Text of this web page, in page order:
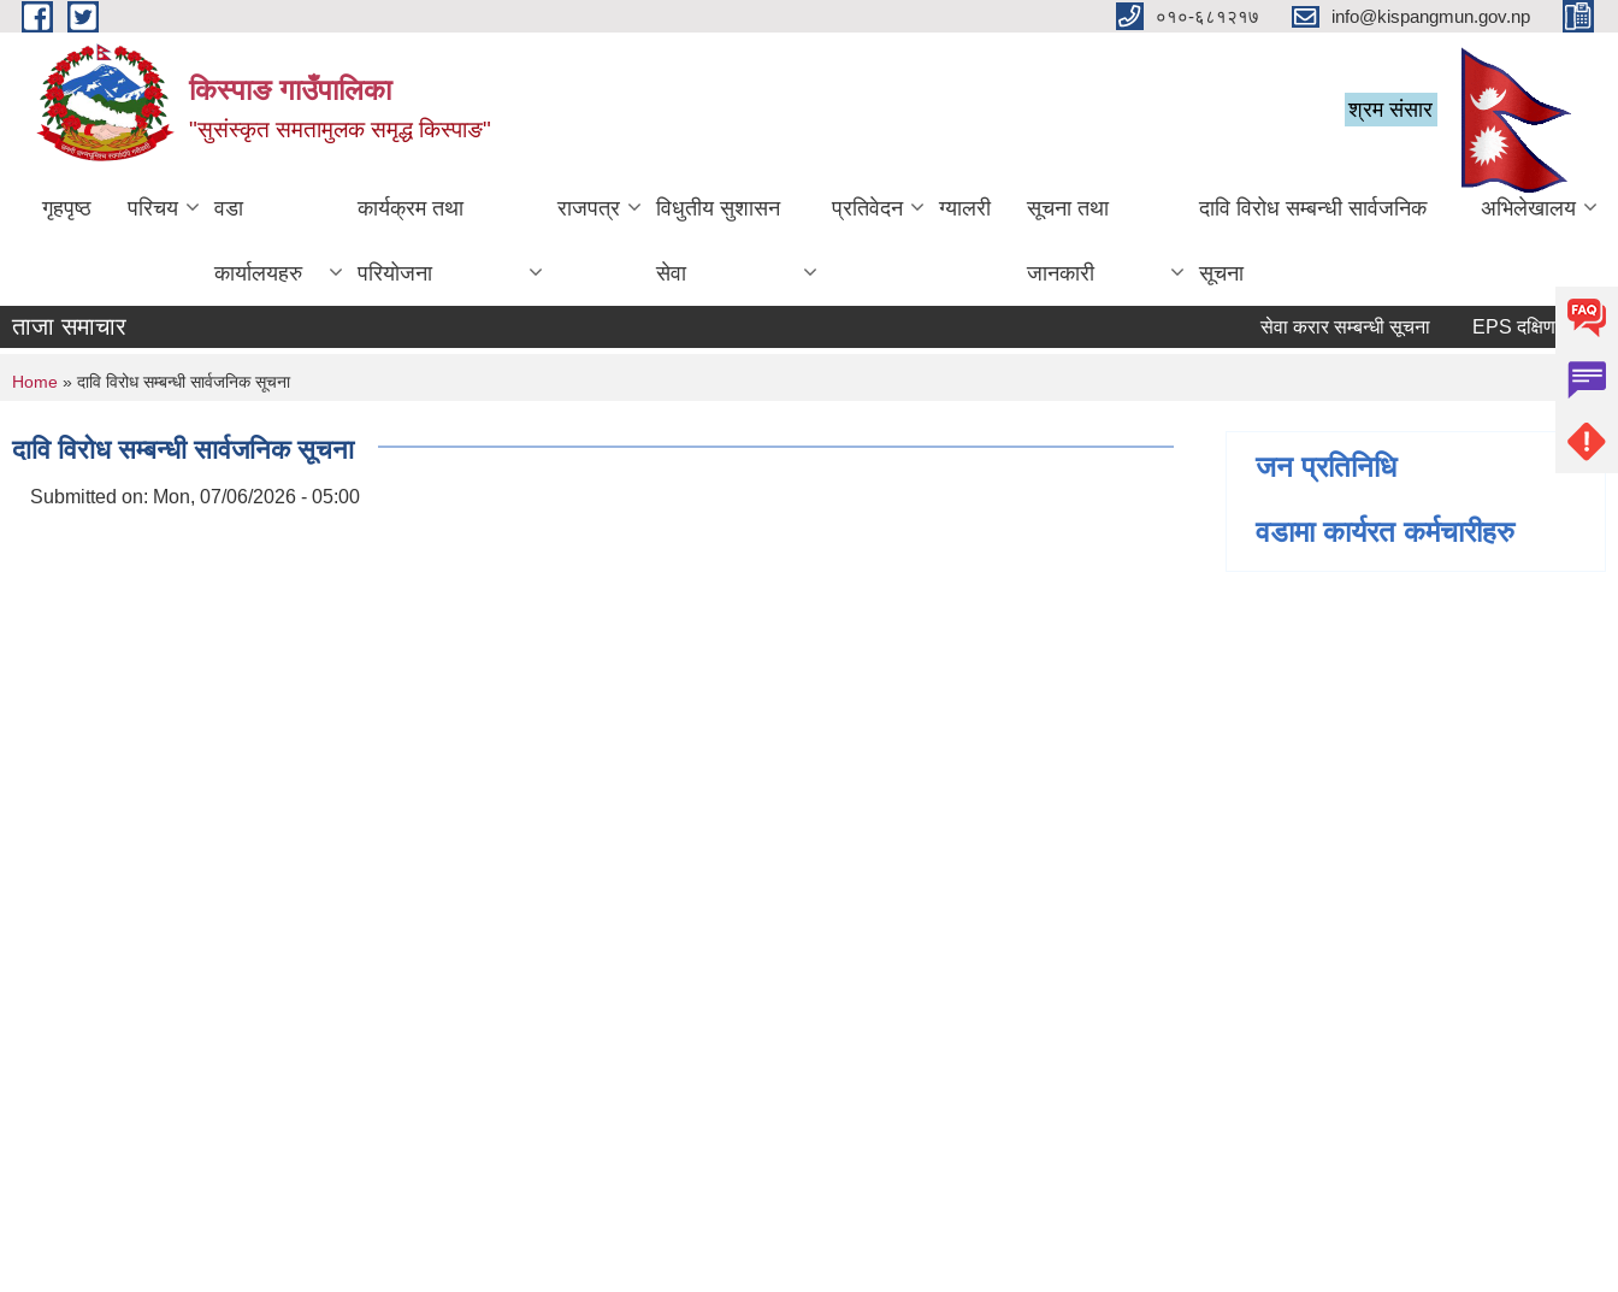
Skip to main content ०१०-६८१२१७ info@kispangmun.gov.np
किस्पाङ गाउँपालिका
"सुसंस्कृत समतामुलक समृद्ध किस्पाङ"
श्रम संसार
गृहपृष्ठ परिचय वडा
कार्यालयहरु
कार्यक्रम तथा
परियोजना
राजपत्र विधुतीय सुशासन
सेवा
प्रतिवेदन ग्यालरी सूचना तथा
जानकारी
दावि विरोध सम्बन्धी सार्वजनिक
सूचना
अभिलेखालय
ताजा समाचार सेवा करार सम्बन्धी सूचना
You are here
Home » दावि विरोध सम्बन्धी सार्वजनिक सूचना
दावि विरोध सम्बन्धी सार्वजनिक सूचना
Submitted on: Mon, 07/06/2026 - 05:00
जन प्रतिनिधि
वडामा कार्यरत कर्मचारीहरु